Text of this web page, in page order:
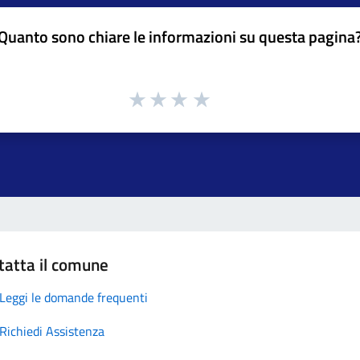
sono chiare le informazioni su questa
il comune
Leggi le domande frequenti
Richiedi Assistenza